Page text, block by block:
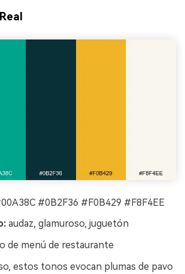
#0B2F36 #F0B429 #F8F4EE
audaz, glamuroso, juguetón
de menú de restaurante
estos tonos evocan plumas de pavo